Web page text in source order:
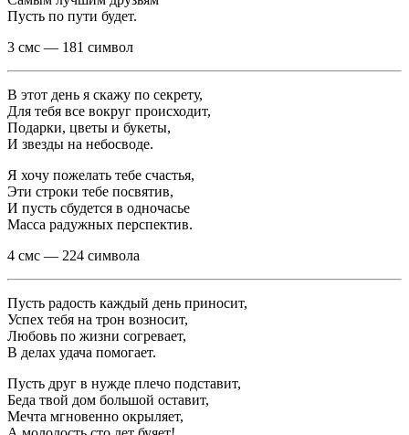
Пусть по пути будет.
3 смс — 181 символ
В этот день я скажу по секрету,
Для тебя все вокруг происходит,
Подарки, цветы и букеты,
И звезды на небосводе.
Я хочу пожелать тебе счастья,
Эти строки тебе посвятив,
И пусть сбудется в одночасье
Масса радужных перспектив.
4 смс — 224 символа
Пусть радость каждый день приносит,
Успех тебя на трон возносит,
Любовь по жизни согревает,
В делах удача помогает.
Пусть друг в нужде плечо подставит,
Беда твой дом большой оставит,
Мечта мгновенно окрыляет,